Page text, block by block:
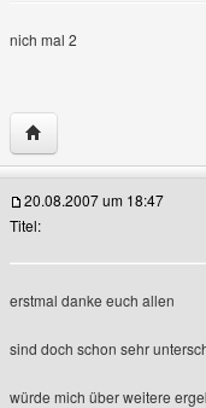
Profile anzeigen
nich mal 2
Website dieses
anzeigen
20.08.2007 um 18:47
Titel:
erstmal danke euch allen
sind doch schon sehr
würde mich über weitere